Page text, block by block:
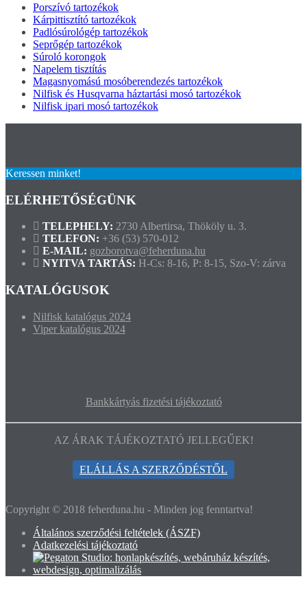
Porszívó tartozékok
Kárpittisztító tartozékok
Padlósúrológép tartozékok
Seprőgép tartozékok
Súroló korongok
Napelem tisztítás
Magasnyomású mosóberendezés tartozékok
Nilfisk és Husqvarna háztartási mosó tartozékok
Nilfisk ipari mosó tartozékok
Keressen minket!
ELÉRHETŐSÉGÜNK
TELEPHELY: 2730 Albertirsa, Thököly u. 3.
TELEFON: +36 (53) 570-012
E-MAIL: gozborotva@feherduna.hu
NYITVA TARTÁS: H-Cs: 8-16, P: 8-15, Szo-V: zárva
KATALÓGUSOK
Nilfisk katalógus 2024
Viper katalógus 2024
Bankkártyás fizetési tájékoztató
AZ ÁRAK TÁJÉKOZTATÓ JELLEGŰEK!
ELÁLLÁS A SZERZŐDÉSTŐL
Copyright © 2018 feherduna.hu - Minden jog fenntartva!
Általános szerződési feltételek (ÁSZF)
Adatkezelési tájékoztató